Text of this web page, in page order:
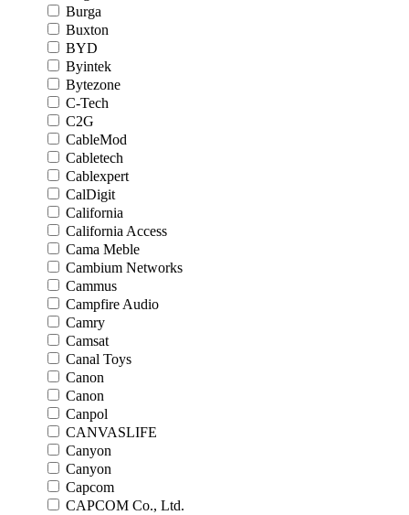
Burga
Buxton
BYD
Byintek
Bytezone
C-Tech
C2G
CableMod
Cabletech
Cablexpert
CalDigit
California
California Access
Cama Meble
Cambium Networks
Cammus
Campfire Audio
Camry
Camsat
Canal Toys
Canon
Canon
Canpol
CANVASLIFE
Canyon
Canyon
Capcom
CAPCOM Co., Ltd.